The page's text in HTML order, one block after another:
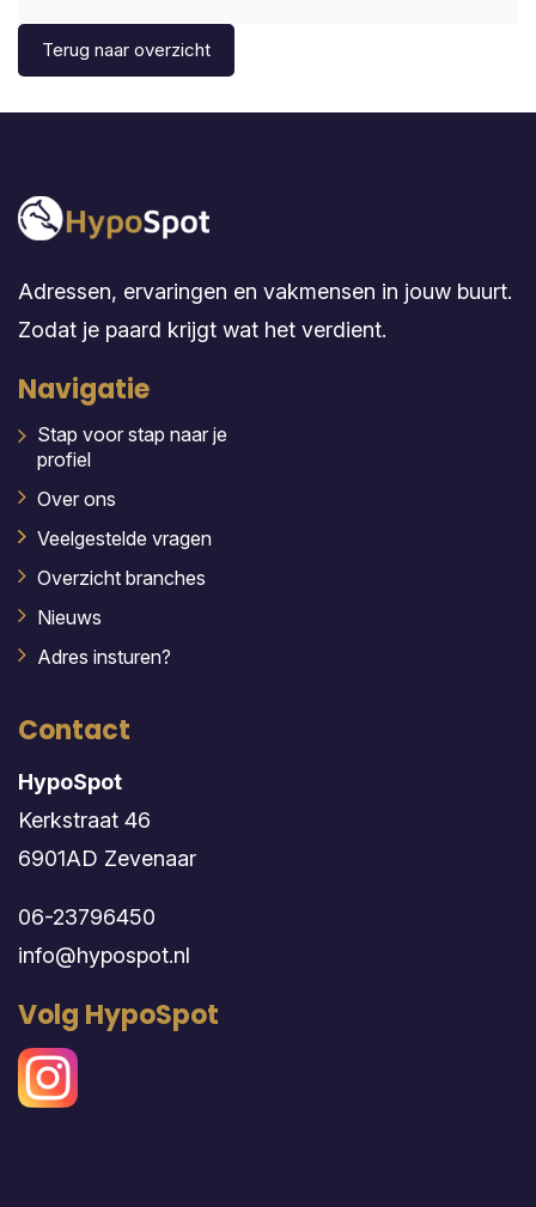
Terug naar overzicht
Adressen, ervaringen en vakmensen in jouw buurt.
Zodat je paard krijgt wat het verdient.
Navigatie
Stap voor stap naar je
profiel
Over ons
Veelgestelde vragen
Overzicht branches
Nieuws
Adres insturen?
Contact
HypoSpot
Kerkstraat 46
6901AD Zevenaar
06-23796450
info@hypospot.nl
Volg HypoSpot